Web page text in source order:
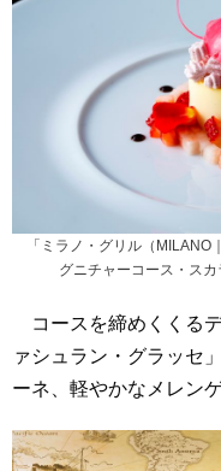
「ミラノ・グリル（
グニチャーコース・ス
コースを締めくくる
ァシュラン・グラッセ
ーネ、軽やかなメレン